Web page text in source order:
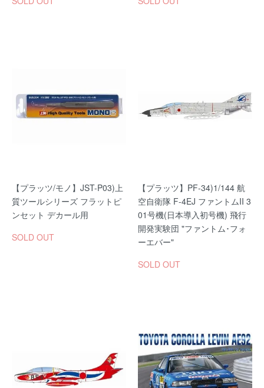
【プラッツ/モノ】JST-P03)上
質ツールシリーズ フラットピ
ンセット デカール用
SOLD OUT
【プラッツ】PF-34)1/144 航
空自衛隊 F-4EJ ファントムII 3
01号機(日本導入初号機) 飛行
開発実験団 "ファントム･フォ
ーエバー"
SOLD OUT